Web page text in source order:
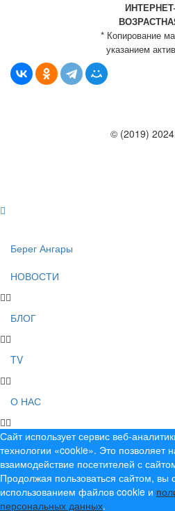
* Копирование
указанием
© (2019)
Берег Ангары
НОВОСТИ
БЛОГ
TV
О НАС
Сайт использует сервис веб-
технологии «cookie». Это позволяет
взаимодействие посетителей с
Продолжая пользоваться сайтом, вы
использованием файлов cookie и
персональных данных.